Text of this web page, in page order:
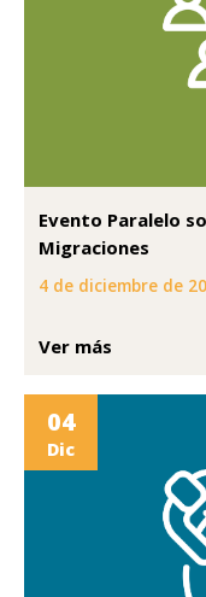
Evento Paralelo
Migraciones
4 de diciembre de
Ver más
04
Dic